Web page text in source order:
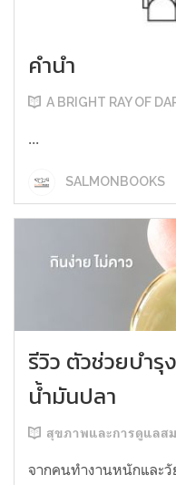
คำนำ
A BRIGHT RAY OF
...
SALMONBOOKS
รีวิว ตัวช่วยบำ
น้ำมันปลา
สุขภาพและการดูแลส
จากคนทำงานหนักและวั